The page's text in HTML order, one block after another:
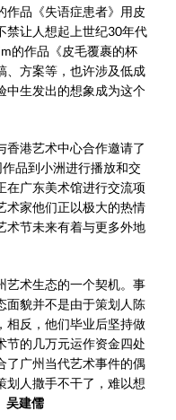
作品《失语症患者》用皮
禁让人想起上世纪30年代
的作品《皮毛覆裹的杯
、方案等，也许涉及低成
中生发出的想象成为这个
香港艺术中心合作邀请了
品到小洲进行播放和交
在广东美术馆进行交流项
术家他们正以极大的热情
术节未来有着与更多外地
艺术生态的一个契机。事
面貌并不是由于策划人陈
相反，他们毕业后坚持做
节的几万元运作资金四处
了广州当代艺术事件的偶
划人撒手不干了，难以想
吴建儒